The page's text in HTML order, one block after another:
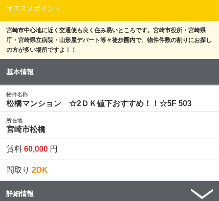
オススメポイント
宮崎市中心地に近く交通便も良く住み易いところです。宮崎市役所・宮崎県
庁・宮崎県立病院・山形屋デパート等々徒歩圏内で、物件件数の割りにお探し
の方が多い場所ですよ！！
基本情報
物件名称
松橋マンション ☆2ＤＫ値下おすすめ！！☆5F 503
所在地
宮崎市松橋
賃料60,000 円
間取り2DK
詳細情報